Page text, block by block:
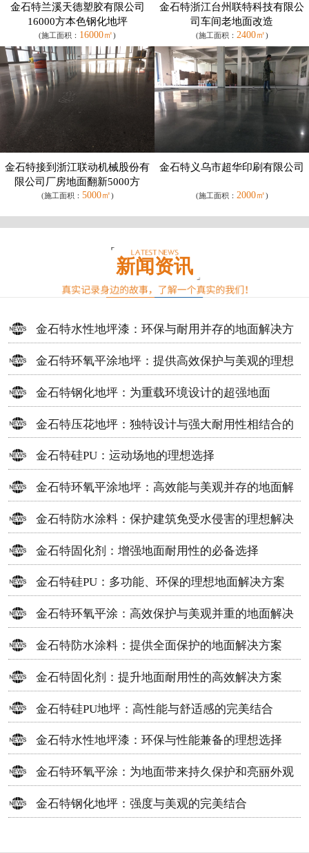
金石特兰溪天德塑胶有限公司
16000方本色钢化地坪
(施工面积： 16000㎡)
金石特浙江台州联特科技有限公
司车间老地面改造
(施工面积： 2400㎡)
金石特接到浙江联动机械股份有
限公司厂房地面翻新5000方
(施工面积： 5000㎡)
金石特义乌市超华印刷有限公司
(施工面积： 2000㎡)
新闻资讯
金石特水性地坪漆：环保与耐用并存的地面解决方
案
金石特环氧平涂地坪：提供高效保护与美观的理想
选择
金石特钢化地坪：为重载环境设计的超强地面
金石特压花地坪：独特设计与强大耐用性相结合的
地面材料
金石特硅PU：运动场地的理想选择
金石特环氧平涂地坪：高效能与美观并存的地面解
决方案
金石特防水涂料：保护建筑免受水侵害的理想解决
方案
金石特固化剂：增强地面耐用性的必备选择
金石特硅PU：多功能、环保的理想地面解决方案
金石特环氧平涂：高效保护与美观并重的地面解决
方案
金石特防水涂料：提供全面保护的地面解决方案
金石特固化剂：提升地面耐用性的高效解决方案
金石特硅PU地坪：高性能与舒适感的完美结合
金石特水性地坪漆：环保与性能兼备的理想选择
金石特环氧平涂：为地面带来持久保护和亮丽外观
金石特钢化地坪：强度与美观的完美结合